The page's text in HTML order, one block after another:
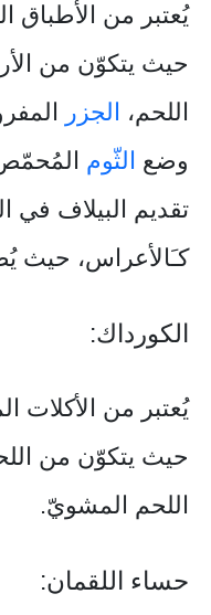
يُعتبر من الأطباق
حيث يتكوّن من
اللحم، الجزر
وضع الثّوم
تقديم البيلاف في
كـَالأعراس، حيث
الكورداك:
يُعتبر من الأكلات
حيث يتكوّن من
اللحم المشويّ.
حساء اللقمان: